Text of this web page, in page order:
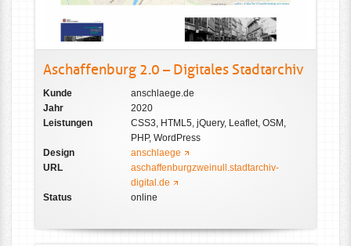
Aschaffenburg 2.0 – Digitales Stadtarchiv
Kunde
anschlaege.de
Jahr
2020
Leistungen
CSS3, HTML5, jQuery, Leaflet, OSM,
PHP, WordPress
Design
anschlaege
URL
aschaffenburgzweinull.stadtarchiv-
digital.de
Status
online